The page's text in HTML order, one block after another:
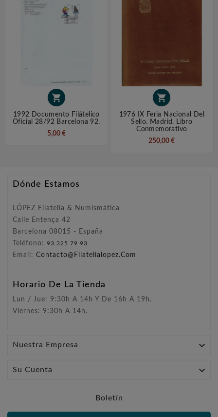

1992 Documento Filátelico
Oficial 28/92 Barcelona 92.
5,00 €

1976 IX Feria Nacional Del
Sello. Madrid. Libro
Conmemorativo
250,00 €
Dónde Estamos
LÓPEZ Filatelia & Numismática
Calle Entença 42
Barcelona 08015 - España
Teléfono: 93 325 79 93
Email: Contacto@filatelialopez.com
Horario De La Tienda
Lun / Jue: 9:30h A 14h Y De 16h A 19h.
Viernes: 9:30h A 14h.
Nuestra Empresa 
Su Cuenta 
Boletín